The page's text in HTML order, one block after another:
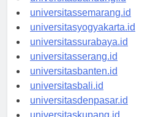
universitasbandung.id
universitassemarang.id
universitasyogyakarta.id
universitassurabaya.id
universitasserang.id
universitasbanten.id
universitasbali.id
universitasdenpasar.id